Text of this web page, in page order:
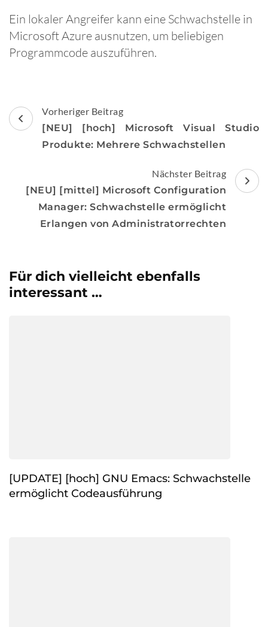
Ein lokaler Angreifer kann eine Schwachstelle in
Microsoft Azure ausnutzen, um beliebigen
Programmcode auszuführen.
Beitragsnavigation
Vorheriger Beitrag
[NEU] [hoch] Microsoft Visual Studio
Produkte: Mehrere Schwachstellen
Nächster Beitrag
[NEU] [mittel] Microsoft Configuration
Manager: Schwachstelle ermöglicht
Erlangen von Administratorrechten
Für dich vielleicht ebenfalls
interessant …
[UPDATE] [hoch] GNU Emacs: Schwachstelle
ermöglicht Codeausführung